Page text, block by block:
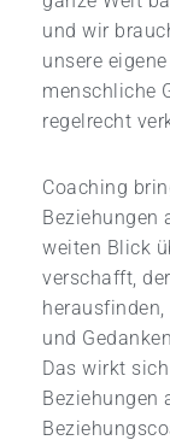
und wir
unsere
menschliche
regelrecht
Coaching
Beziehungen
weiten Blick
verschafft,
und
Das wirkt
Beziehungen